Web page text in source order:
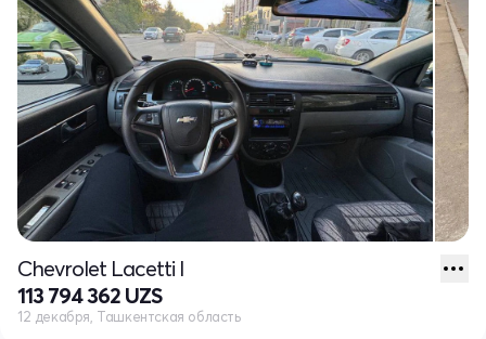
Chevrolet Lacetti I
113 794 362 UZS
12 декабря, Ташкентская область